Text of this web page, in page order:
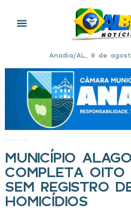
Anadia/AL, 9 de
MUNICÍPIO
COMPLETA OITO
SEM REGISTRO
HOMICÍDIOS